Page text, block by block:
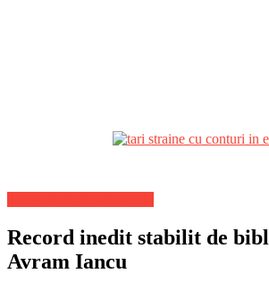
Record inedit stabilit de
Avram Iancu